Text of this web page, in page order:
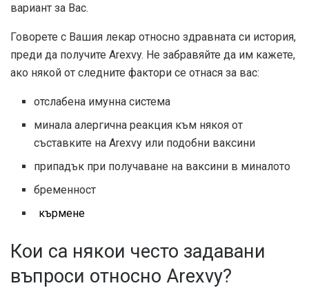
вариант за Вас.
Говорете с Вашия лекар относно здравната си история,
преди да получите Arexvy. Не забравяйте да им кажете,
ако някой от следните фактори се отнася за вас:
отслабена имунна система
минала алергична реакция към някоя от
съставките на Arexvy или подобни ваксини
припадък при получаване на ваксини в миналото
бременност
кърмене
Кои са някои често задавани
въпроси относно Arexvy?